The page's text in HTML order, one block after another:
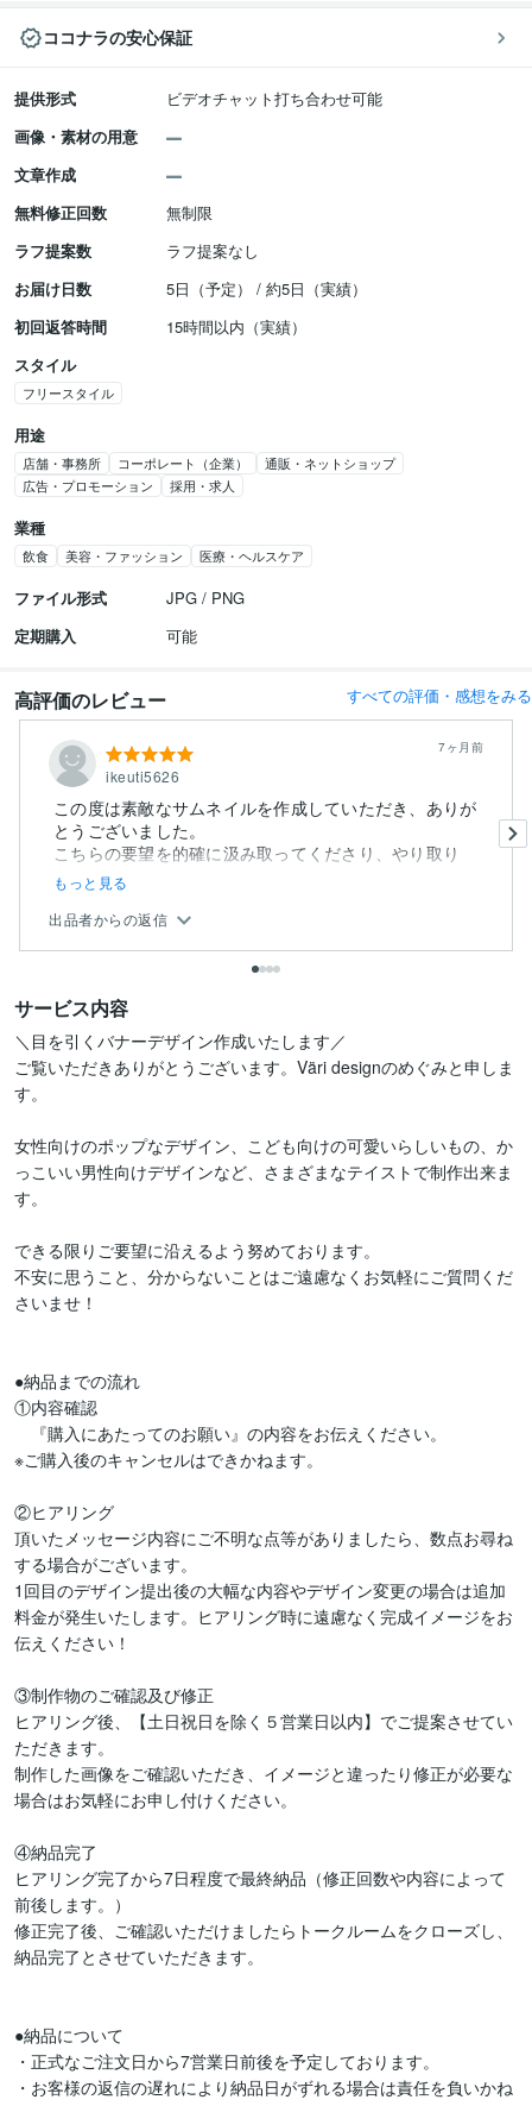
ココナラの安心保証
提供形式
ビデオチャット打ち合わせ可能
画像・素材の用意
文章作成
無料修正回数
無制限
ラフ提案数
ラフ提案なし
お届け日数
5日（予定） / 約5日（実績）
初回返答時間
15時間以内（実績）
スタイル
フリースタイル
用途
店舗・事務所 コーポレート（企業）
通販・ネットショップ
広告・プロモーション
採用・求人
業種
飲食 美容・ファッション 医療・ヘルスケア
ファイル形式
JPG / PNG
定期購入
可能
高評価のレビュー すべての評価・感想をみる
ikeuti5626
7ヶ月前
この度は素敵なサムネイルを作成していただき、ありが
とうございました。
こちらの要望を的確に汲み取ってくださり、やり取り
も...
もっと見る
出品者からの返信
サービス内容
＼目を引くバナーデザイン作成いたします／
ご覧いただきありがとうございます。Väri designのめぐみと申しま
す。
女性向けのポップなデザイン、こども向けの可愛いらしいもの、か
っこいい男性向けデザインなど、さまざまなテイストで制作出来ま
す。
できる限りご要望に沿えるよう努めております。
不安に思うこと、分からないことはご遠慮なくお気軽にご質問くだ
さいませ！
●納品までの流れ
①内容確認
『購入にあたってのお願い』の内容をお伝えください。
※ご購入後のキャンセルはできかねます。
②ヒアリング
頂いたメッセージ内容にご不明な点等がありましたら、数点お尋ね
する場合がございます。
1回目のデザイン提出後の大幅な内容やデザイン変更の場合は追加
料金が発生いたします。ヒアリング時に遠慮なく完成イメージをお
伝えください！
③制作物のご確認及び修正
ヒアリング後、【土日祝日を除く５営業日以内】でご提案させてい
ただきます。
制作した画像をご確認いただき、イメージと違ったり修正が必要な
場合はお気軽にお申し付けください。
④納品完了
ヒアリング完了から7日程度で最終納品（修正回数や内容によって
前後します。）
修正完了後、ご確認いただけましたらトークルームをクローズし、
納品完了とさせていただきます。
●納品について
・正式なご注文日から7営業日前後を予定しております。
・お客様の返信の遅れにより納品日がずれる場合は責任を負いかね